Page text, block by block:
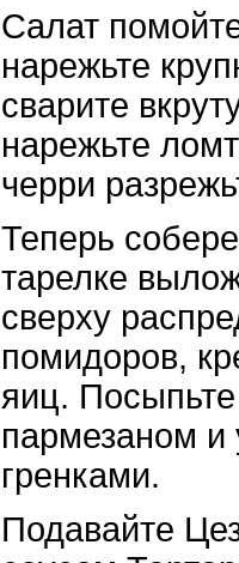
Салат
нарежьте
сварите
нарежьте
черри
Теперь
тарелке
сверху
помидоров,
яиц.
пармезаном и
гренками.
Подавайте